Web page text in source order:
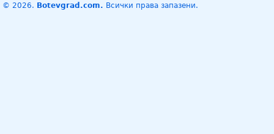
© 2026. Botevgrad.com. Всички права запазени.